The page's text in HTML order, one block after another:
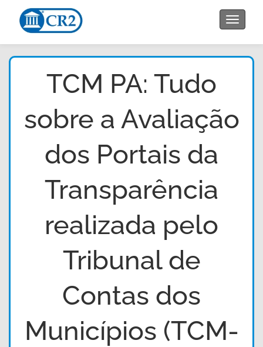
Toggle
TCM PA: Tudo
sobre a Avaliação
dos Portais da
Transparência
realizada pelo
Tribunal de
Contas dos
Municípios (TCM-